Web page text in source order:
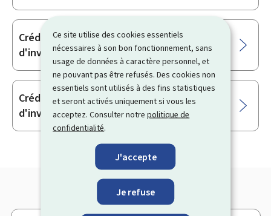
Ce site utilise des cookies essentiels
nécessaires à son bon fonctionnement, sans
usage de données à caractère personnel, et
ne pouvant pas être refusés. Des cookies non
essentiels sont utilisés à des fins statistiques
et seront activés uniquement si vous les
acceptez. Consulter notrepolitique de
confidentialité.
J'accepte
Je refuse
Crédit à moyen terme pour un projet
d'investissement courant
Crédit roll-over pour un projet
d'investissement courant